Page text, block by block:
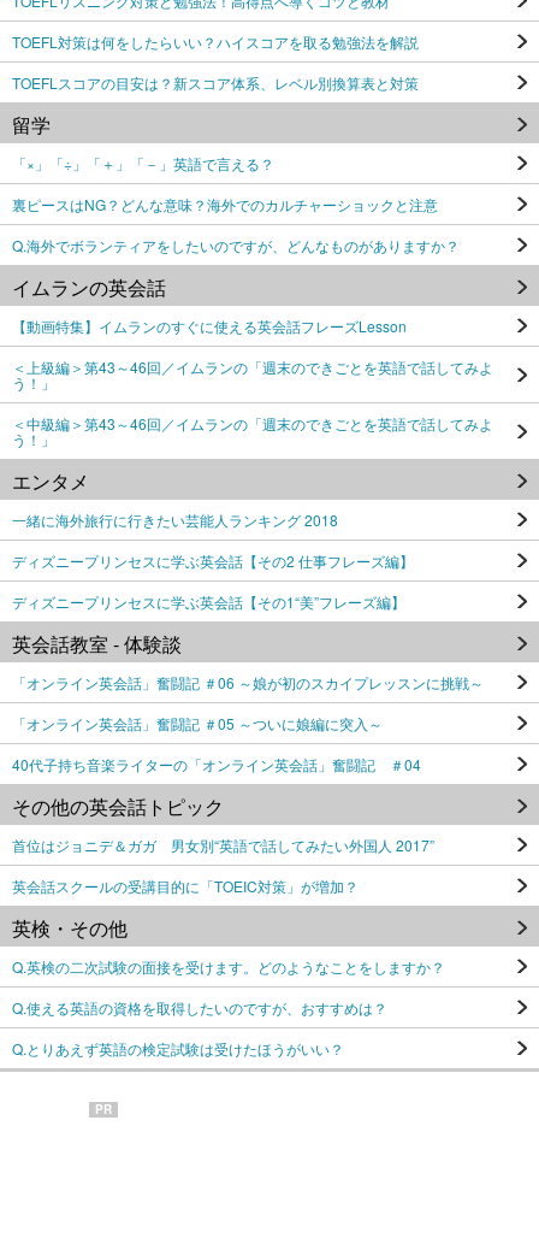
TOEFL対策は何をしたらいい？ハイスコアを取る勉強法を解説
TOEFLスコアの目安は？新スコア体系、レベル別換算表と対策
留学
「×」「÷」「＋」「－」英語で言える？
裏ピースはNG？どんな意味？海外でのカルチャーショックと注意
Q.海外でボランティアをしたいのですが、どんなものがありますか？
イムランの英会話
【動画特集】イムランのすぐに使える英会話フレーズLesson
＜上級編＞第43～46回／イムランの「週末のできごとを英語で話してみよ
う！」
＜中級編＞第43～46回／イムランの「週末のできごとを英語で話してみよ
う！」
エンタメ
一緒に海外旅行に行きたい芸能人ランキング 2018
ディズニープリンセスに学ぶ英会話【その2 仕事フレーズ編】
ディズニープリンセスに学ぶ英会話【その1“美”フレーズ編】
英会話教室 - 体験談
「オンライン英会話」奮闘記 ＃06 ～娘が初のスカイプレッスンに挑戦～
「オンライン英会話」奮闘記 ＃05 ～ついに娘編に突入～
40代子持ち音楽ライターの「オンライン英会話」奮闘記 ＃04
その他の英会話トピック
首位はジョニデ＆ガガ 男女別“英語で話してみたい外国人 2017”
英会話スクールの受講目的に「TOEIC対策」が増加？
英検・その他
Q.英検の二次試験の面接を受けます。どのようなことをしますか？
Q.使える英語の資格を取得したいのですが、おすすめは？
Q.とりあえず英語の検定試験は受けたほうがいい？
PR